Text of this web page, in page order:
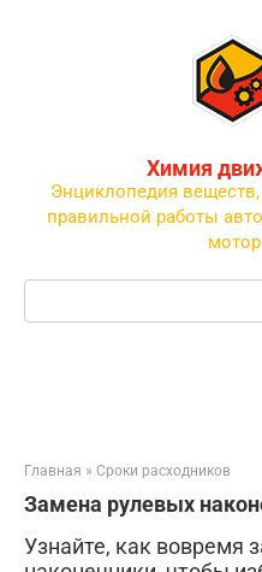
Химия
Энциклопедия
правильной работы
мотор
Поиск:
Главная » Сроки расходников
Замена рулевых
Узнайте, как вовремя